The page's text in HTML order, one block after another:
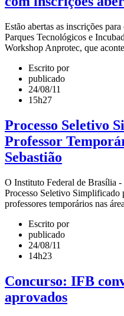
Estão abertas as inscrições
Parques Tecnológicos e
Workshop Anprotec, que
Escrito por
publicado
24/08/11
15h27
Processo Seletivo
Professor
Sebastião
O Instituto Federal de Brasília -
Processo Seletivo Simplificado
professores temporários nas
Escrito por
publicado
24/08/11
14h23
Concurso: IFB
aprovados